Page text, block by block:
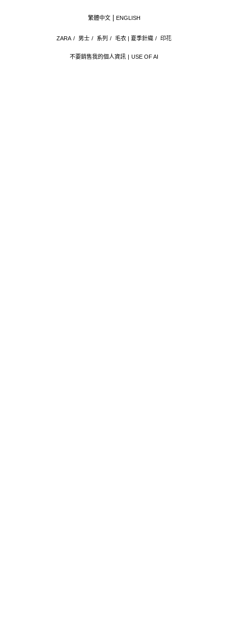
不要銷售我的個人資訊 USE OF AI
ZARA / 男士 / 系列 / 毛衣 | 夏季針織 / 印花
繁體中文 ENGLISH